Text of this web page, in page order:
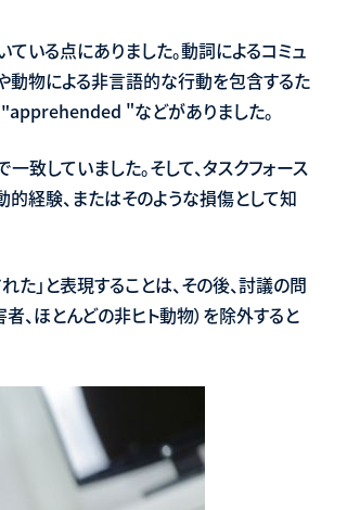
いる点にありました。動詞によるコミュ
動物による非言語的な行動を包含するた
"などがありました。
致していました。そして、タスクフォース
経験、またはそのような損傷として知
た」と表現することは、その後、討議の問
、ほとんどの非ヒト動物）を除外すると